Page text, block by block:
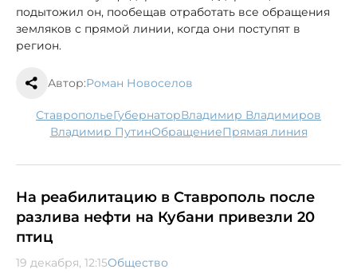
подытожил он, пообещав отработать все обращения
земляков с прямой линии, когда они поступят в
регион.
Автор:Роман Новоселов
Ставрополье губернатор
Владимир Владимиров
Владимир Путин
обращение Прямая линия
На реабилитацию в Ставрополь после
разлива нефти на Кубани привезли 20
птиц
19 декабря, 12:15Общество